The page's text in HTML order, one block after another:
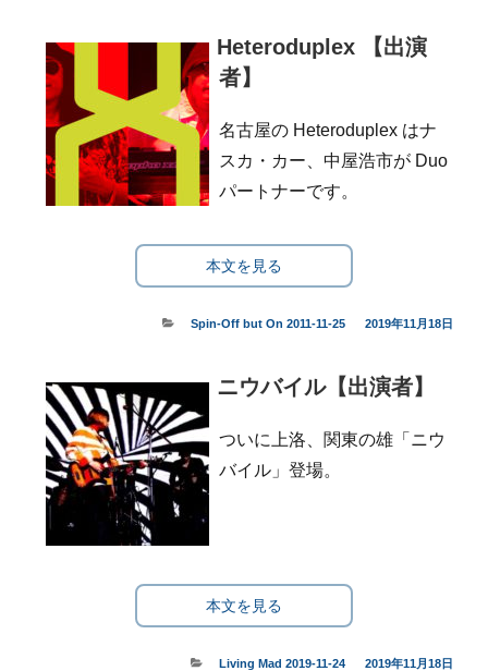
リ
ー
Heteroduplex 【出演
者】
名古屋の Heteroduplex はナ
スカ・カー、中屋浩市が Duo
パートナーです。
本文を見る
リ
ー
Spin-Off but On 2011-11-25
投
2019年11月18日
ニウバイル【出演者】
ついに上洛、関東の雄「ニウ
バイル」登場。
本文を見る
Living Mad 2019-11-24 投
2019年11月18日